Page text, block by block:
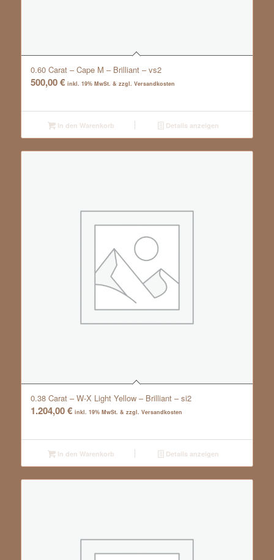
0.60 Carat – Cape M – Brilliant – vs2
500,00€ inkl. 19% MwSt. & zzgl. Versandkosten
In den Warenkorb Details anzeigen
0.38 Carat – W-X Light Yellow – Brilliant – si2
1.204,00€ inkl. 19% MwSt. & zzgl. Versandkosten
In den Warenkorb Details anzeigen